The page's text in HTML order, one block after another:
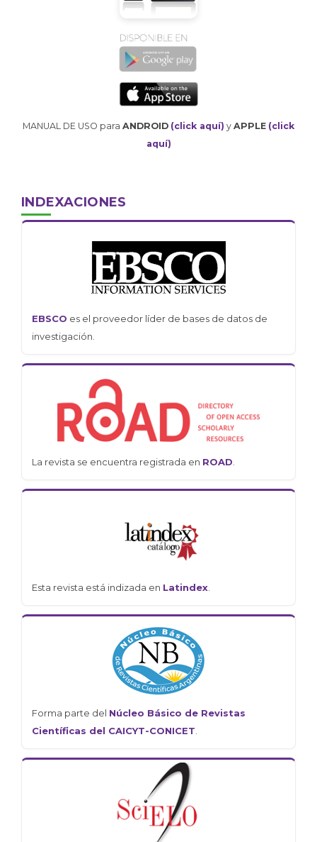
MANUAL DE USO para ANDROID (click aquí) y APPLE (click
aquí)
INDEXACIONES
EBSCO es el proveedor líder de bases de datos de
investigación.
La revista se encuentra registrada en ROAD
Esta revista está indizada en Latindex
Forma parte del Núcleo Básico de Revistas
Científicas del CAICYT-CONICET